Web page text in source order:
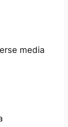
media